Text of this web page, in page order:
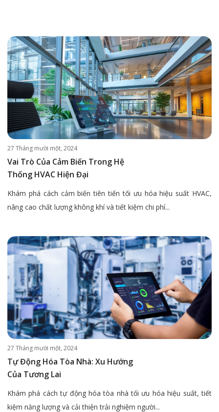
27 Tháng mười một, 2024
Vai Trò Của Cảm Biến Trong Hệ
Thống HVAC Hiện Đại
Khám phá cách cảm biến tiên tiến tối ưu hóa hiệu suất HVAC,
nâng cao chất lượng không khí và tiết kiệm chi phí...
27 Tháng mười một, 2024
Tự Động Hóa Tòa Nhà: Xu Hướng
Của Tương Lai
Khám phá cách tự động hóa tòa nhà tối ưu hóa hiệu suất, tiết
kiệm năng lượng và cải thiện trải nghiệm người...